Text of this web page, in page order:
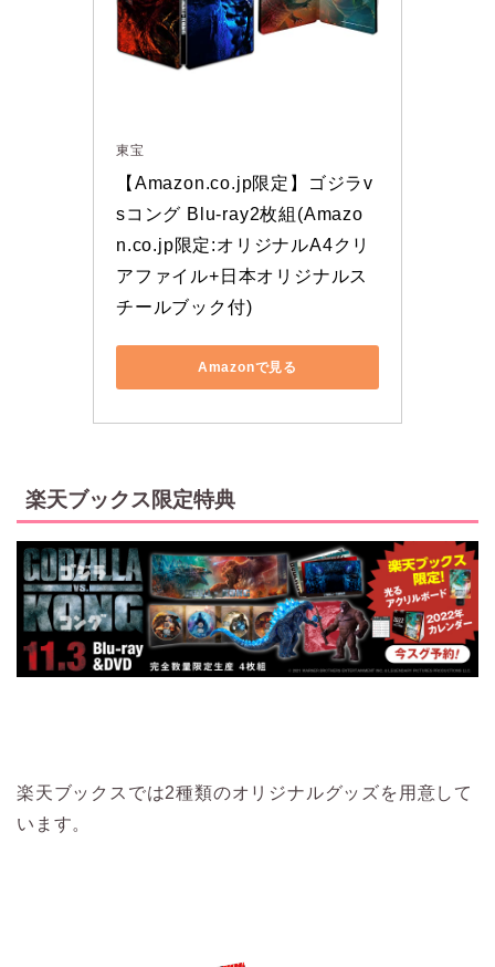
東宝
【Amazon.co.jp限定】ゴジラv
sコング Blu-ray2枚組(Amazo
n.co.jp限定:オリジナルA4クリ
アファイル+日本オリジナルス
チールブック付)
Amazonで見る
楽天ブックス限定特典
楽天ブックスでは2種類のオリジナルグッズを用意して
います。